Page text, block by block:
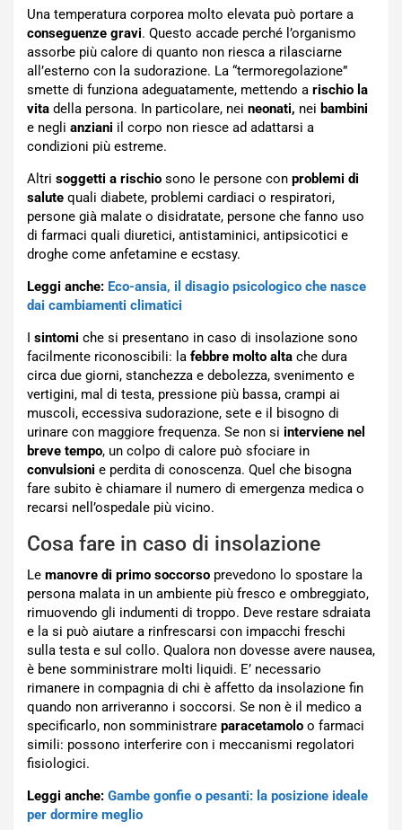
Una temperatura corporea molto elevata può portare a
conseguenze gravi. Questo accade perché l’organismo
assorbe più calore di quanto non riesca a rilasciarne
all’esterno con la sudorazione. La “termoregolazione”
smette di funziona adeguatamente, mettendo a rischio la
vita della persona. In particolare, nei neonati, nei bambini
e negli anziani il corpo non riesce ad adattarsi a
condizioni più estreme.
Altri soggetti a rischio sono le persone con problemi di
salute quali diabete, problemi cardiaci o respiratori,
persone già malate o disidratate, persone che fanno uso
di farmaci quali diuretici, antistaminici, antipsicotici e
droghe come anfetamine e ecstasy.
Leggi anche: Eco-ansia, il disagio psicologico che nasce
dai cambiamenti climatici
sintomi che si presentano in caso di insolazione sono
facilmente riconoscibili: la febbre molto alta che dura
circa due giorni, stanchezza e debolezza, svenimento e
vertigini, mal di testa, pressione più bassa, crampi ai
muscoli, eccessiva sudorazione, sete e il bisogno di
urinare con maggiore frequenza. Se non si interviene nel
breve tempo, un colpo di calore può sfociare in
convulsioni e perdita di conoscenza. Quel che bisogna
fare subito è chiamare il numero di emergenza medica o
recarsi nell’ospedale più vicino.
Cosa fare in caso di insolazione
Le manovre di primo soccorso prevedono lo spostare la
persona malata in un ambiente più fresco e ombreggiato,
rimuovendo gli indumenti di troppo. Deve restare sdraiata
e la si può aiutare a rinfrescarsi con impacchi freschi
sulla testa e sul collo. Qualora non dovesse avere nausea,
è bene somministrare molti liquidi. E’ necessario
rimanere in compagnia di chi è affetto da insolazione fin
quando non arriveranno i soccorsi. Se non è il medico a
specificarlo, non somministrare paracetamolo o farmaci
simili: possono interferire con i meccanismi regolatori
fisiologici.
Leggi anche: Gambe gonfie o pesanti: la posizione ideale
per dormire meglio